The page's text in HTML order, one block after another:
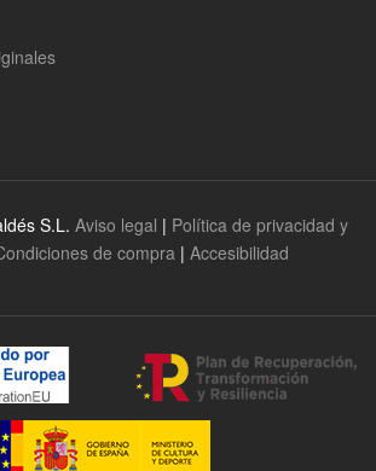
S.L. Aviso legal | Política de privacidad y
de compra | Accesibilidad